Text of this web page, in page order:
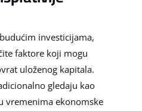
investicijama,
faktore koji mogu
uloženog kapitala.
gledaju kao
vremenima ekonomske